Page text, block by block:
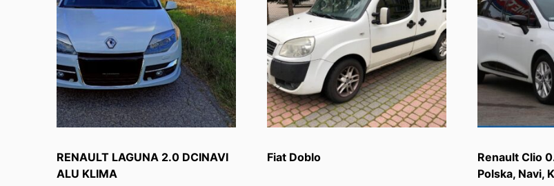
RENAULT LAGUNA 2.0 DCINAVI
ALU KLIMA
Fiat Doblo
Renault Clio
Polska, Navi,